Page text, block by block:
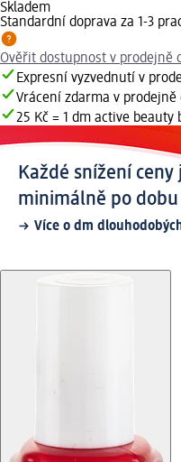
Skladem
Standardní doprava za 1-3
Ověřit dostupnost v prodejně
Expresní vyzvednutí v
Vrácení zdarma v prodejně
25 Kč = 1 dm active beauty
Každé snížení
minimálně po dobu
Více o dm